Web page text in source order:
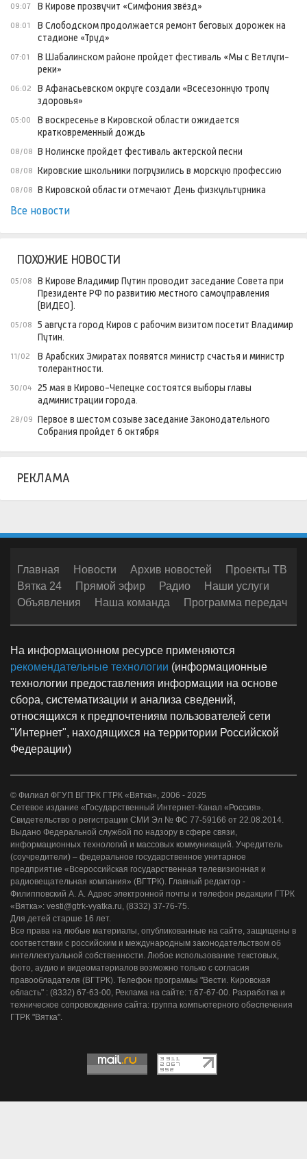
09:07 В Кирове прозвучит «Симфония звёзд»
08:01
В Слободском продолжается ремонт беговых дорожек на
стадионе «Труд»
07:01
В Шабалинском районе пройдет фестиваль «Мы с Ветлуги-
реки»
06:02
В Афанасьевском округе создали «Всесезонную тропу
здоровья»
05:00
В воскресенье в Кировской области ожидается
кратковременный дождь
08/08 В Нолинске пройдет фестиваль актерской песни
08/08 Кировские школьники погрузились в морскую профессию
08/08 В Кировской области отмечают День физкультурника
Все новости
ПОХОЖИЕ НОВОСТИ
05/08
В Кирове Владимир Путин проводит заседание Совета при
Президенте РФ по развитию местного самоуправления
(ВИДЕО).
05/08
5 августа город Киров с рабочим визитом посетит Владимир
Путин.
11/02
В Арабских Эмиратах появятся министр счастья и министр
толерантности.
30/04
25 мая в Кирово-Чепецке состоятся выборы главы
администрации города.
28/09 Первое в шестом созыве заседание Законодательного
Собрания пройдет 6 октября
РЕКЛАМА
Главная Новости Архив новостей
Проекты ТВ
Вятка 24
Прямой эфир Радио
Наши услуги
Объявления
Наша команда Программа передач
На информационном ресурсе применяются
рекомендательные технологии (информационные
технологии предоставления информации на основе
сбора, систематизации и анализа сведений,
относящихся к предпочтениям пользователей сети
"Интернет", находящихся на территории Российской
Федерации)
© Филиал ФГУП ВГТРК ГТРК «Вятка», 2006 - 2025
Сетевое издание «Государственный Интернет-Канал «Россия».
Свидетельство о регистрации СМИ Эл № ФС 77-59166 от 22.08.2014.
Выдано Федеральной службой по надзору в сфере связи,
информационных технологий и массовых коммуникаций. Учредитель
(соучредители) – федеральное государственное унитарное
предприятие «Всероссийская государственная телевизионная и
радиовещательная компания» (ВГТРК). Главный редактор -
Филипповский А. А. Адрес электронной почты и телефон редакции ГТРК
«Вятка»: vesti@gtrk-vyatka.ru, (8332) 37-76-75.
Для детей старше 16 лет.
Все права на любые материалы, опубликованные на сайте, защищены в
соответствии с российским и международным законодательством об
интеллектуальной собственности. Любое использование текстовых,
фото, аудио и видеоматериалов возможно только с согласия
правообладателя (ВГТРК). Телефон программы "Вести. Кировская
область" : (8332) 67-63-00, Реклама на сайте: т.67-67-00. Разработка и
техническое сопровождение сайта: группа компьютерного обеспечения
ГТРК "Вятка".